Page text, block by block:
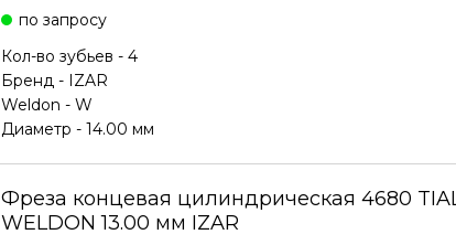
по запросу
Кол-во зубьев - 4
Бренд - IZAR
Weldon - W
Диаметр - 14.00 мм
Фреза концевая цилиндрическая 4680
WELDON 13.00 мм IZAR